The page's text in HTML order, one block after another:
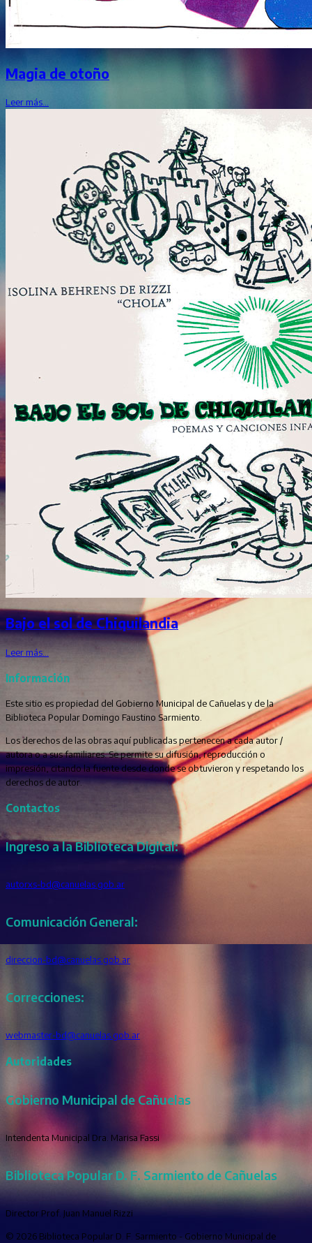
Magia de otoño
Leer más…
Bajo el sol de Chiquilandia
Leer más…
Información
Este sitio es propiedad del Gobierno Municipal de Cañuelas y de la
Biblioteca Popular Domingo Faustino Sarmiento.
Los derechos de las obras aquí publicadas pertenecen a cada autor /
autora o a sus familiares. Se permite su difusión, reproducción o
impresión, citando la fuente desde donde se obtuvieron y respetando los
derechos de autor.
Contactos
Ingreso a la Biblioteca Digital:
autorxs-bd@canuelas.gob.ar
Comunicación General:
direccion-bd@canuelas.gob.ar
Correcciones:
webmaster-bd@canuelas.gob.ar
Autoridades
Gobierno Municipal de Cañuelas
Intendenta Municipal Dra. Marisa Fassi
Biblioteca Popular D. F. Sarmiento de Cañuelas
Director Prof. Juan Manuel Rizzi
© 2026 Biblioteca Popular D. F. Sarmiento - Gobierno Municipal de